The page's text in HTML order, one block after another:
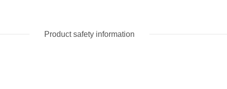
Product safety information